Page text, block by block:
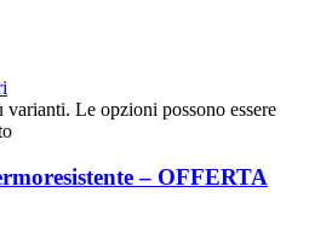
Le opzioni possono essere
– OFFERTA